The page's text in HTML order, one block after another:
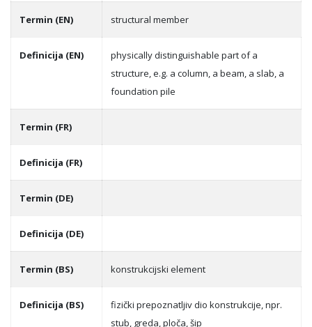
Termin (EN) structural member
Definicija (EN)
physically distinguishable part of a
structure, e.g. a column, a beam, a slab, a
foundation pile
Termin (FR)
Definicija (FR)
Termin (DE)
Definicija (DE)
Termin (BS) konstrukcijski element
Definicija (BS)
fizički prepoznatlјiv dio konstrukcije, npr.
stub, greda, ploča, šip